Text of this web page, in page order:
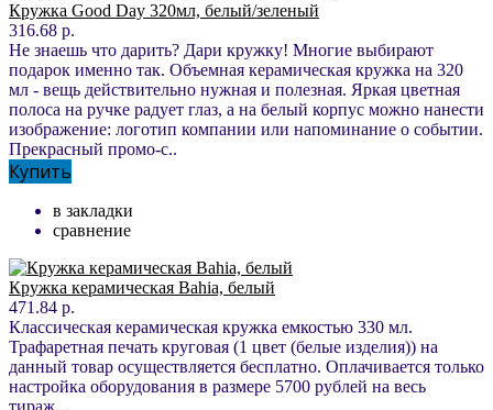
Кружка Good Day 320мл, белый/зеленый
316.68 р.
Не знаешь что дарить? Дари кружку! Многие выбирают
подарок именно так. Объемная керамическая кружка на 320
мл - вещь действительно нужная и полезная. Яркая цветная
полоса на ручке радует глаз, а на белый корпус можно нанести
изображение: логотип компании или напоминание о событии.
Прекрасный промо-с..
Купить
в закладки
сравнение
Кружка керамическая Bahia, белый
471.84 р.
Классическая керамическая кружка емкостью 330 мл.
Трафаретная печать круговая (1 цвет (белые изделия)) на
данный товар осуществляется бесплатно. Оплачивается только
настройка оборудования в размере 5700 рублей на весь